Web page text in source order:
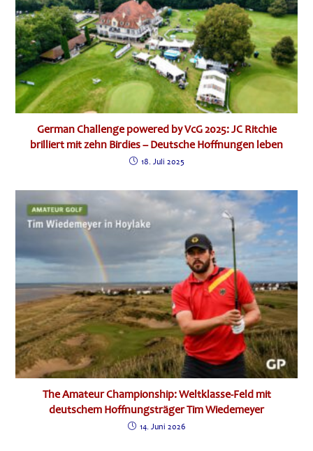
German Challenge powered by VcG 2025: JC Ritchie
brilliert mit zehn Birdies – Deutsche Hoffnungen leben
18. Juli 2025
The Amateur Championship: Weltklasse-Feld mit
deutschem Hoffnungsträger Tim Wiedemeyer
14. Juni 2026